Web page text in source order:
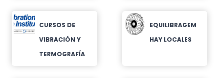
CURSOS DE
VIBRACIÓN Y
TERMOGRAFÍA
EQUILIBRAGEM
HAY LOCALES